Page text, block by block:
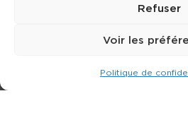
Refuser
Voir les
Politique de